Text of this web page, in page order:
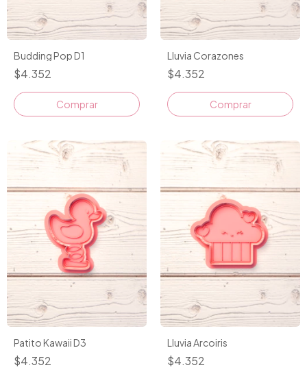
Budding Pop D1
$4.352
Comprar
Lluvia Corazones
$4.352
Comprar
Patito Kawaii D3
$4.352
Lluvia Arcoiris
$4.352